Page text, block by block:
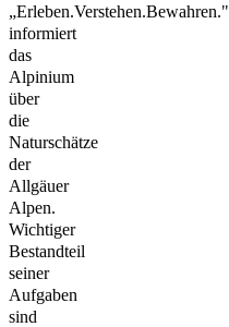
„Erleben.Verstehen.Bewahren."
informiert
das
Alpinium
über
die
Naturschätze
der
Allgäuer
Alpen.
Wichtiger
Bestandteil
seiner
Aufgaben
sind